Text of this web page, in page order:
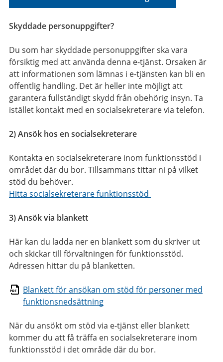
Skyddade personuppgifter?
Du som har skyddade personuppgifter ska vara
försiktig med att använda denna e-tjänst. Orsaken är
att informationen som lämnas i e-tjänsten kan bli en
offentlig handling. Det är heller inte möjligt att
garantera fullständigt skydd från obehörig insyn. Ta
istället kontakt med en socialsekreterare via telefon.
2) Ansök hos en socialsekreterare
Kontakta en socialsekreterare inom funktionsstöd i
området där du bor. Tillsammans tittar ni på vilket
stöd du behöver.
Hitta socialsekreterare funktionsstöd
3) Ansök via blankett
Här kan du ladda ner en blankett som du skriver ut
och skickar till förvaltningen för funktionsstöd.
Adressen hittar du på blanketten.
Blankett för ansökan om stöd för personer med
funktionsnedsättning
När du ansökt om stöd via e-tjänst eller blankett
kommer du att få träffa en socialsekreterare inom
funktionsstöd i det område där du bor.